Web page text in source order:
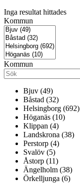
Inga resultat hittades
Kommun
Kommun
Bjuv (49)
Båstad (32)
Helsingborg (692)
Höganäs (10)
Klippan (4)
Landskrona (38)
Perstorp (4)
Svalöv (5)
Åstorp (11)
Ängelholm (38)
Örkelljunga (6)